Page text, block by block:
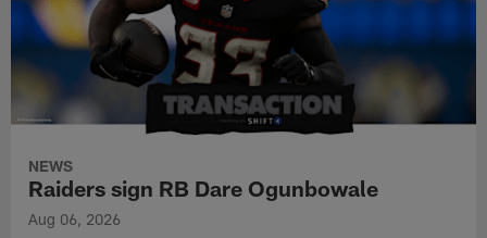
NEWS
Raiders sign RB Dare Ogunbowale
Aug 06, 2026